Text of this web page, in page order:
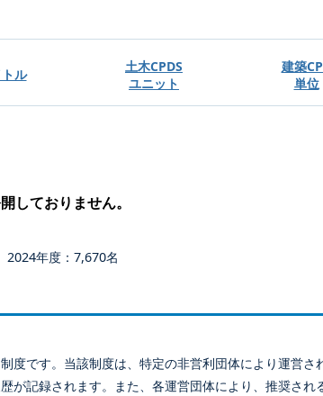
ル
土木CPDS
ユニット
建築
単位
しておりません。
年度：7,670名
です。当該制度は、特定の非営利団体により運営さ
記録されます。また、各運営団体により、推奨され